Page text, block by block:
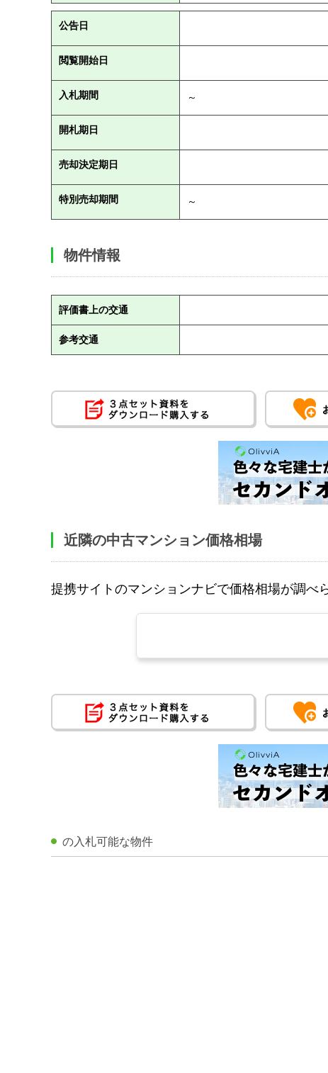
公告日
閲覧開始日
入札期間 ～
開札期日
売却決定期日
特別売却期間 ～
物件情報
評価書上の交通
参考交通
近隣の中古マンション価格相場
提携サイトのマンションナビで価格相場が調べ
の入札可能な物件